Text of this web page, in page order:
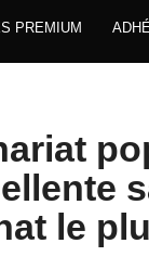
PREMIUM
le